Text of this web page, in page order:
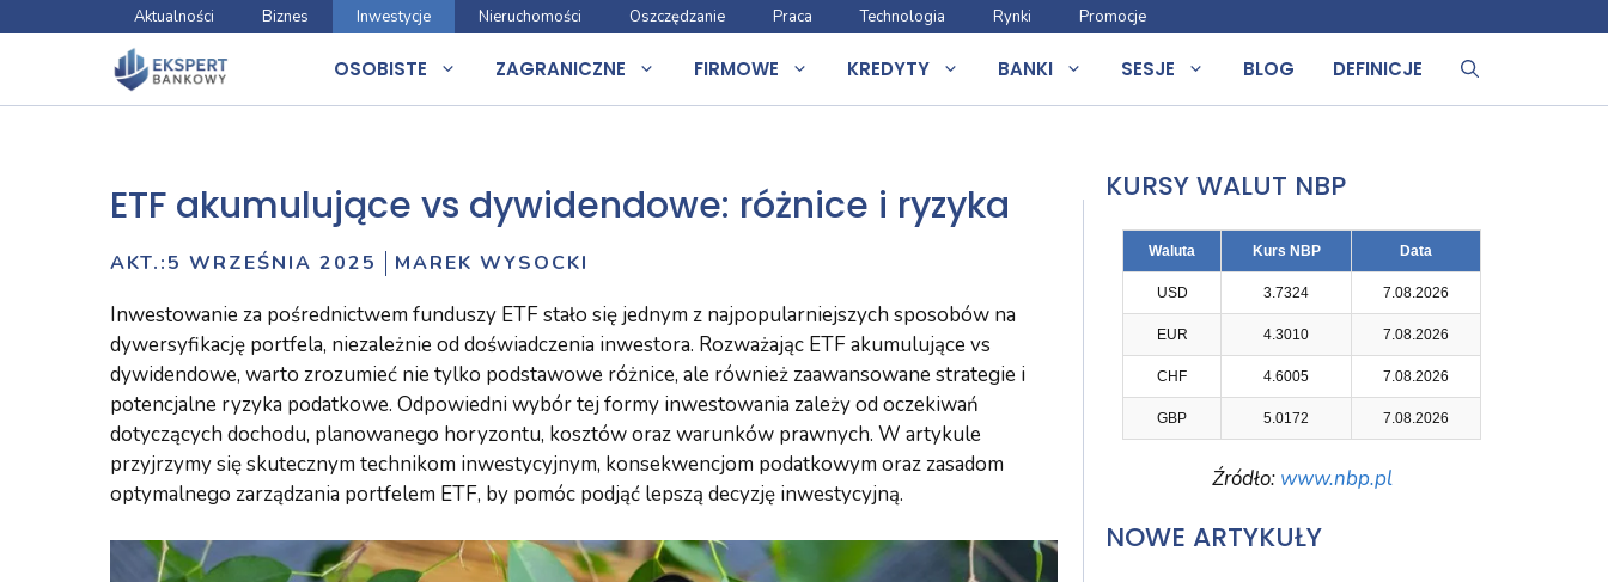
Aktualności Biznes Inwestycje Nieruchomości Oszczędzanie Praca Technologia Rynki Promocje
OSOBISTE ZAGRANICZNE FIRMOWE KREDYTY BANKI SESJE BLOG DEFINICJE
ETF akumulujące vs dywidendowe: różnice i ryzyka
AKT.:5 WRZEŚNIA 2025 MAREK WYSOCKI
Inwestowanie za pośrednictwem funduszy ETF stało się jednym z najpopularniejszych sposobów na
dywersyfikację portfela, niezależnie od doświadczenia inwestora. Rozważając ETF akumulujące vs
dywidendowe, warto zrozumieć nie tylko podstawowe różnice, ale również zaawansowane strategie i
potencjalne ryzyka podatkowe. Odpowiedni wybór tej formy inwestowania zależy od oczekiwań
dotyczących dochodu, planowanego horyzontu, kosztów oraz warunków prawnych. W artykule
przyjrzymy się skutecznym technikom inwestycyjnym, konsekwencjom podatkowym oraz zasadom
optymalnego zarządzania portfelem ETF, by pomóc podjąć lepszą decyzję inwestycyjną.
KURSY WALUT NBP
Waluta Kurs NBP Data
USD 3.7324 7.08.2026
EUR 4.3010 7.08.2026
CHF 4.6005 7.08.2026
GBP 5.0172 7.08.2026
Źródło: www.nbp.pl
NOWE ARTYKUŁY